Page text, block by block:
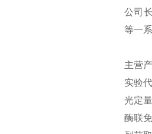
公司
等一
主营
实验
光定
酶联